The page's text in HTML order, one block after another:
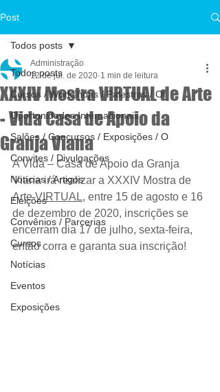
Post
Todos posts
Cursos / Workshops / Palestras / Of
Oportunidades Internacionais
Salões / Concursos / Exposições / O
Convites / Divulgações
Notícias / Artigos
Eleições
Convênios / Parcerias
Cursos
Notícias
Eventos
Exposições
Todos posts
XXXIV Mostra VIRTUAL de Arte
- Vida Casa de Apoio da
Granja Viana
Administração
12 de jul. de 2020 1 min de leitura
A Vida – Casa de Apoio da Granja
Viana irá realizar a XXXIV Mostra de
Arte VIRTUAL, entre 15 de agosto e 16
de dezembro de 2020, inscrições se
encerram dia 17 de julho, sexta-feira,
então corra e garanta sua inscrição!